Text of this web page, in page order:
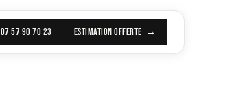
07 57 90 70 23 ESTIMATION OFFERTE